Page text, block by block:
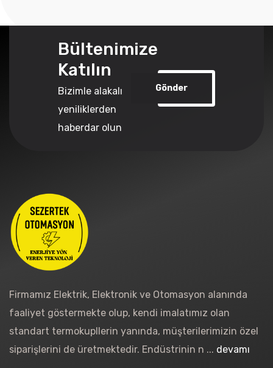
Bültenimize
Katılın
Bizimle alakalı
yeniliklerden
haberdar olun
Gönder
Firmamız Elektrik, Elektronik ve Otomasyon alanında
faaliyet göstermekte olup, kendi imalatımız olan
standart termokupllerin yanında, müşterilerimizin özel
siparişlerini de üretmektedir. Endüstrinin n ... devamı